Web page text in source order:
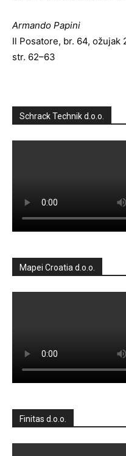
Armando Papini
Il Posatore, br. 64, ožujak
str. 62–63
Schrack Technik d.o.o.
Mapei Croatia d.o.o.
Finitas d.o.o.